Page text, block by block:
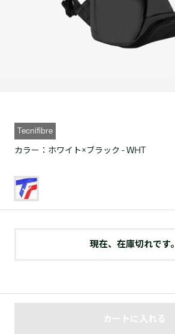
Tecnifibre
カラー： ホワイト×ブラック - WHT
現在、在庫切れです。
カートに入れる